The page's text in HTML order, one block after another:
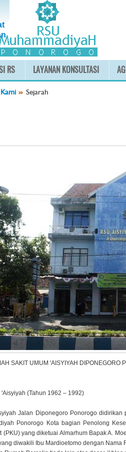
RS LAYANAN KONSULTASI
Kami Sejarah
SAKIT UMUM 'AISYIYAH DIPONEGORO
(Tahun 1962 – 1992)
Jalan Diponegoro Ponorogo
Ponorogo Kota bagian Penolong
(PKU) yang diketuai Almarhum Bapak A.
diwakili Ibu Mardioetomo dengan Nama